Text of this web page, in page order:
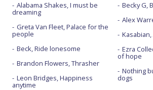
Alabama Shakes, I must be
dreaming
Greta Van Fleet, Palace for the
people
Beck, Ride lonesome
Brandon Flowers, Thrasher
Leon Bridges, Happiness
anytime
Becky G,
Alex
Kasabian,
Ezra
of hope
Nothing
dogs